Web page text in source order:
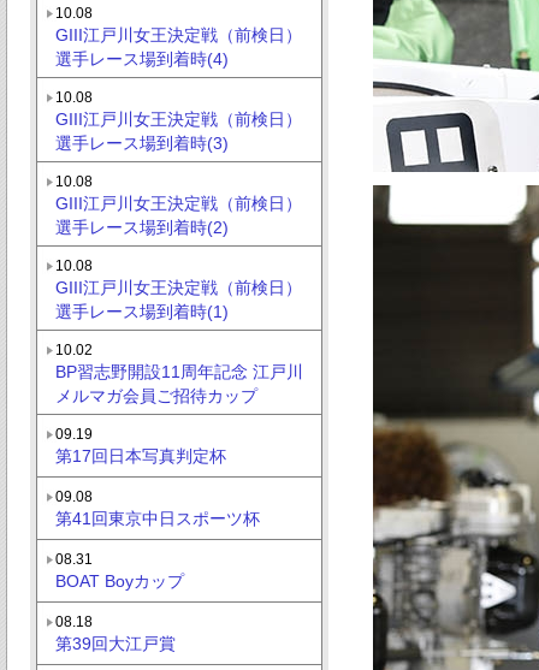
10.08
GIII江戸川女王決定戦（前検日）
選手レース場到着時(4)
10.08
GIII江戸川女王決定戦（前検日）
選手レース場到着時(3)
10.08
GIII江戸川女王決定戦（前検日）
選手レース場到着時(2)
10.08
GIII江戸川女王決定戦（前検日）
選手レース場到着時(1)
10.02
BP習志野開設11周年記念 江戸川
メルマガ会員ご招待カップ
09.19
第17回日本写真判定杯
09.08
第41回東京中日スポーツ杯
08.31
BOAT Boyカップ
08.18
第39回大江戸賞